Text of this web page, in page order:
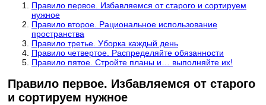
Правило первое. Избавляемся от старого и сортируем
нужное
Правило второе. Рациональное использование
пространства
Правило третье. Уборка каждый день
Правило четвертое. Распределяйте обязанности
Правило пятое. Стройте планы и… выполняйте их!
Правило первое. Избавляемся от старого
и сортируем нужное